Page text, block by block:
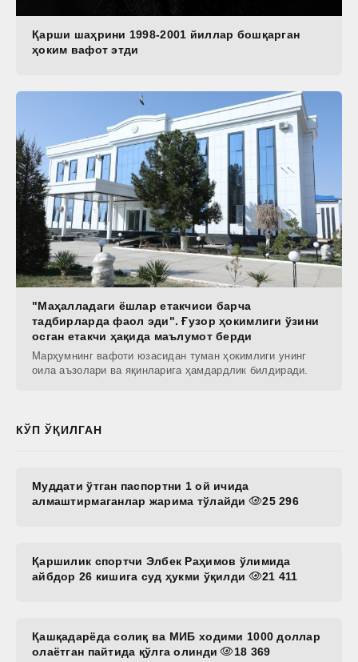
Қарши шаҳрини 1998-2001 йиллар бошқарган
ҳоким вафот этди
"Маҳалладаги ёшлар етакчиси барча
тадбирларда фаол эди". Ғузор ҳокимлиги ўзини
осган етакчи ҳақида маълумот берди
Марҳумнинг вафоти юзасидан туман ҳокимлиги унинг
оила аъзолари ва яқинларига ҳамдардлик билдиради.
КЎП ЎҚИЛГАН
Муддати ўтган паспортни 1 ой ичида
алмаштирмаганлар жарима тўлайди
25 296
Қаршилик спортчи Элбек Раҳимов ўлимида
айбдор 26 кишига суд ҳукми ўқилди
21 411
Қашқадарёда солиқ ва МИБ ходими 1000 доллар
олаётган пайтида қўлга олинди
18 369